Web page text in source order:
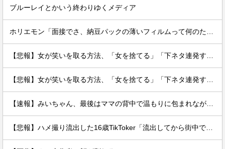
ブルーレイとかいう終わりゆくメディア